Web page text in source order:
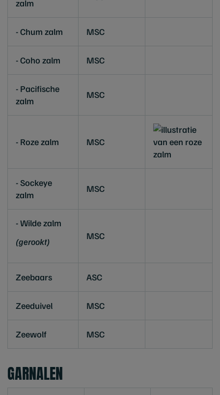
zalm
- Chum zalm MSC
- Coho zalm MSC
- Pacifische
zalm
MSC
- Roze zalm MSC
- Sockeye
zalm
MSC
- Wilde zalm
(gerookt)
MSC
Zeebaars ASC
Zeeduivel MSC
Zeewolf MSC
GARNALEN